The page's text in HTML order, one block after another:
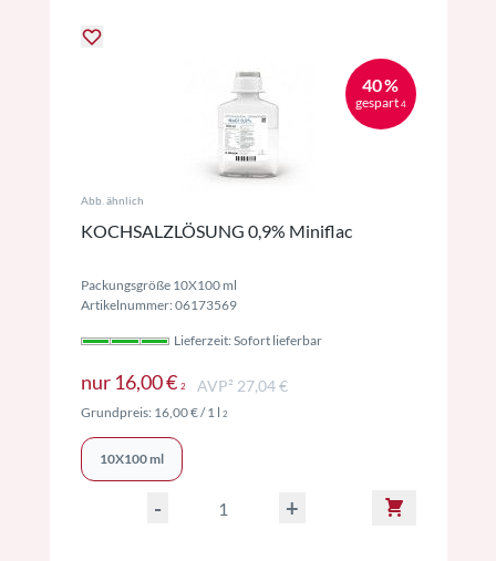
40 %
gespart 4
Abb. ähnlich
KOCHSALZLÖSUNG 0,9% Miniflac
Packungsgröße 10X100 ml
Artikelnummer: 06173569
Lieferzeit: Sofort lieferbar
nur 16,00 € 2Preise inkl. MwSt. ggf. zzgl. Versand
AVP² 27,04 €
Grundpreis: 16,00 €/ 1 l 2Preise inkl. MwSt. ggf. zzgl. Versand
10X100 ml
- +